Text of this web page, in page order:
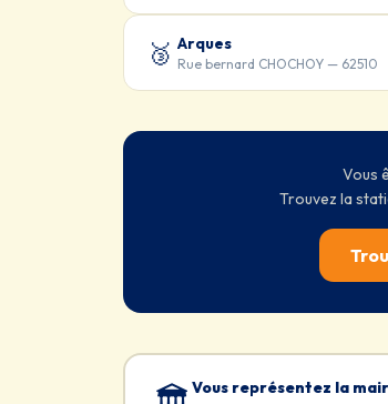
🥉 Arques
Rue bernard CHOCHOY — 62510
Vous
Trouvez la
Vous représentez la